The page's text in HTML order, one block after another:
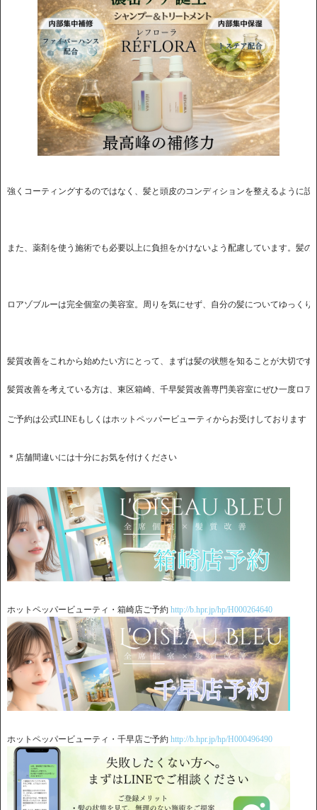
髪質改善を考えている方は、東区箱崎、千早髪質改善専門美容室にぜひ一度ロア
ご予約は公式LINEもしくはホットペッパービューティからお受けしております
＊店舗間違いには十分にお気を付けください
ホットペッパービューティ・箱崎店ご予約 http://b.hpr.jp/hp/H000264640
ホットペッパービューティ・千早店ご予約 http://b.hpr.jp/hp/H000496490